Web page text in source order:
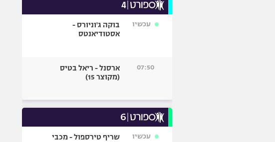
עכשיו
בוקה ג'וניורס -
אסטודיאנטס
07:50
ארסנל - ריאל בטיס
(מקוצר 15)
עכשיו
שריף טירספול - מכבי